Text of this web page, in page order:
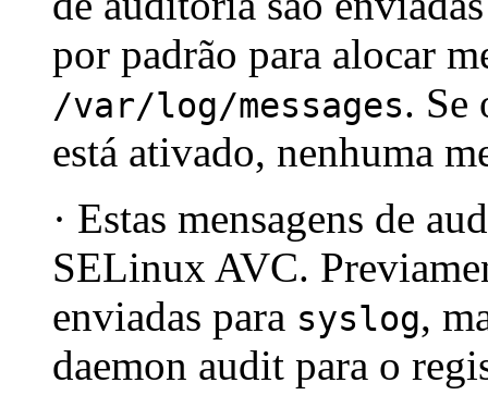
por padrão para alocar
/var/log/messages. Se
está ativado, nenhuma
· Estas mensagens de
SELinux AVC.
enviadas para syslog,
daemon audit para o